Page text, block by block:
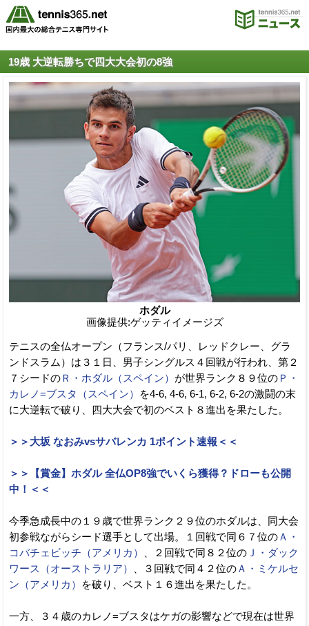
19歳 大逆転勝ちで四大大会初の8強
ホダル
画像提供:ゲッティイメージズ
テニスの全仏オープン（フランス/パリ、レッドクレー、グラ
ンドスラム）は３１日、男子シングルス４回戦が行われ、第２
７シードのＲ・ホダル（スペイン） が世界ランク８９位の Ｐ・
カレノ=ブスタ（スペイン）
を4-6, 4-6, 6-1, 6-2, 6-2の激闘の末
に大逆転で破り、四大大会で初のベスト８進出を果たした。
＞＞大坂 なおみvsサバレンカ 1ポイント速報＜＜
＞＞【賞金】ホダル 全仏OP8強でいくら獲得？ドローも公開
中！＜＜
今季急成長中の１９歳で世界ランク２９位のホダルは、同大会
初参戦ながらシード選手として出場。１回戦で同６７位のＡ・
コバチェビッチ（アメリカ）
、２回戦で同８２位の Ｊ・ダック
ワース（オーストラリア）
、３回戦で同４２位のＡ・ミケルセ
ン（アメリカ）
を破り、ベスト１６進出を果たした。
一方、３４歳のカレノ=ブスタはケガの影響などで現在は世界